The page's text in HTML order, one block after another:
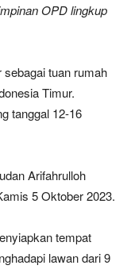
OPD lingkup
tuan rumah
Timur.
tanggal 12-16
Arifahrulloh
5 Oktober 2023.
tempat
lawan dari 9